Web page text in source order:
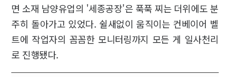
면 소재 남양유업의 '세종공장'은 푹푹 찌는 더위에도 분
주히 돌아가고 있었다. 쉴새없이 움직이는 컨베이어 벨
트에 작업자의 꼼꼼한 모니터링까지 모든 게 일사천리
로 진행됐다.